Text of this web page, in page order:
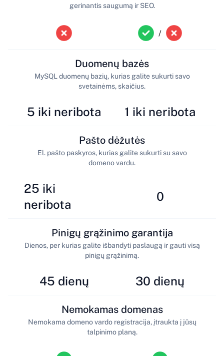
gerinantis saugumą ir SEO.
/
5 iki neribota
Duomenų bazės
MySQL duomenų bazių, kurias galite sukurti savo
svetainėms, skaičius.
1 iki neribota
25 iki
neribota
Pašto dėžutės
El. pašto paskyros, kurias galite sukurti su savo
domeno vardu.
0
45 dienų
Pinigų grąžinimo garantija
Dienos, per kurias galite išbandyti paslaugą ir gauti visą
pinigų grąžinimą.
30 dienų
Nemokamas domenas
Nemokama domeno vardo registracija, įtraukta į jūsų
talpinimo planą.